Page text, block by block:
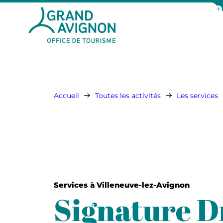
Accueil Toutes les activités Les services
Services à Villeneuve-lez-Avignon
Signature